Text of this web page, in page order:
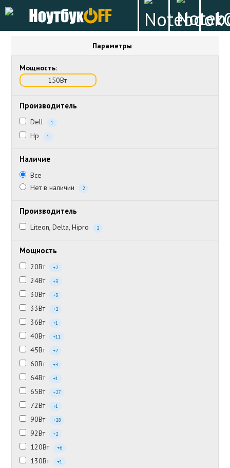
Параметры
Мощность:
150Вт
Производитель
Dell 1
Hp 1
Наличие
Все
Нет в наличии
2
Производитель
Liteon, Delta, Hipro 2
Мощность
20Вт +2
24Вт +3
30Вт +3
33Вт +2
36Вт +1
40Вт +11
45Вт +7
60Вт +3
64Вт +1
65Вт +27
72Вт +1
90Вт +28
92Вт +2
120Вт +6
130Вт +1